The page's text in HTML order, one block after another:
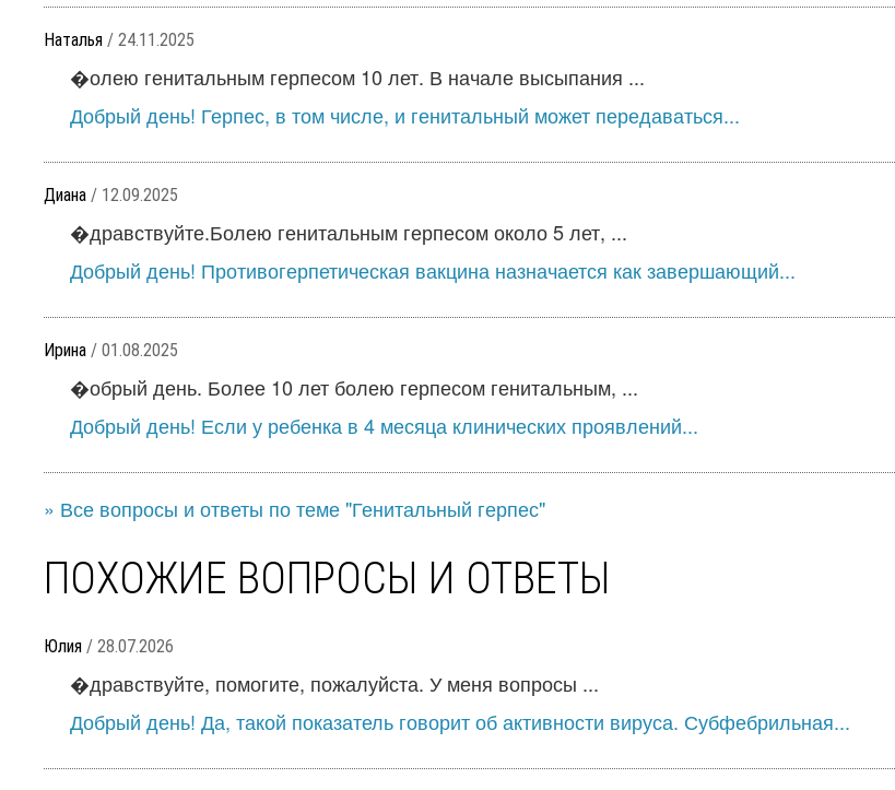
Наталья / 24.11.2025
�олею генитальным герпесом 10 лет. В начале высыпания ...
Добрый день! Герпес, в том числе, и генитальный может передаваться...
Диана / 12.09.2025
�дравствуйте.Болею генитальным герпесом около 5 лет, ...
Добрый день! Противогерпетическая вакцина назначается как завершающий...
Ирина / 01.08.2025
�обрый день. Более 10 лет болею герпесом генитальным, ...
Добрый день! Если у ребенка в 4 месяца клинических проявлений...
» Все вопросы и ответы по теме "Генитальный герпес"
ПОХОЖИЕ ВОПРОСЫ И ОТВЕТЫ
Юлия / 28.07.2026
�дравствуйте, помогите, пожалуйста. У меня вопросы ...
Добрый день! Да, такой показатель говорит об активности вируса. Субфебрильная...